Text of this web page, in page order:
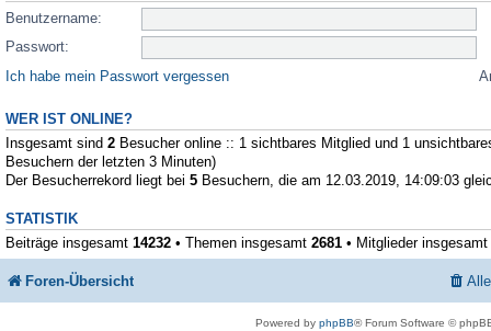
Benutzername:
Passwort:
Ich habe mein Passwort vergessen
WER IST ONLINE?
Insgesamt sind 2 Besucher online :: 1 sichtbares Mitglied und 1
Besuchern der letzten 3 Minuten)
Der Besucherrekord liegt bei 5 Besuchern, die am 12.03.2019, 14:09:03
STATISTIK
Beiträge insgesamt 14232 • Themen insgesamt 2681 • Mitglieder insgesamt
Foren-Übersicht
Powered byphpBB® Forum Software ©